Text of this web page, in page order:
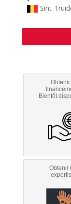
Sint-
Obtenir
Bientôt
Obtenir